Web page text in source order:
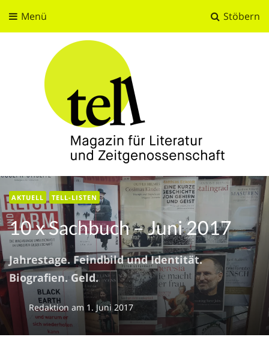
Stöbern
Menü
tell
Magazin für Literatur und Zeitgenossenschaft
AKTUELL TELL-LISTEN
10 x Sachbuch – Juni 2017
Jahrestage. Feindbild und Identität.
Biografien. Geld.
Redaktion am 1. Juni 2017